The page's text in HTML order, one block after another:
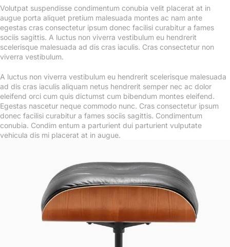
Volutpat suspendisse condimentum conubia velit placerat at in
augue porta aliquet pretium malesuada montes ac nam ante
egestas cras consectetur ipsum donec facilisi curabitur a fames
sociis sagittis. A luctus non viverra vestibulum eu hendrerit
scelerisque malesuada ad dis cras iaculis. Cras consectetur non
viverra vestibulum.
A luctus non viverra vestibulum eu hendrerit scelerisque malesuada
ad dis cras iaculis aliquam netus hendrerit semper nec ac dolor
eleifend orci cum quis dictumst cum bibendum montes eleifend.
Egestas nascetur neque commodo nunc. Cras consectetur ipsum
donec facilisi curabitur a fames sociis sagittis. Condimentum
conubia. Condim entum a parturient dui parturient vulputate
vehicula dis mi placerat at in augue.